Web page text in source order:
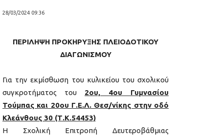
28/03/2024 09:36
ΠΕΡΙΛΗΨΗ ΠΡΟΚΗΡΥΞΗΣ ΠΛΕΙΟΔΟΤΙΚΟΥ
ΔΙΑΓΩΝΙΣΜΟΥ
Για την εκμίσθωση του κυλικείου του σχολικού
συγκροτήματος του 2ου, 4ου Γυμνασίου
Τούμπας και 20ου Γ.Ε.Λ. Θεσ/νίκης στην οδό
Κλεάνθους 30 (Τ.Κ.54453)
Η Σχολική Επιτροπή Δευτεροβάθμιας